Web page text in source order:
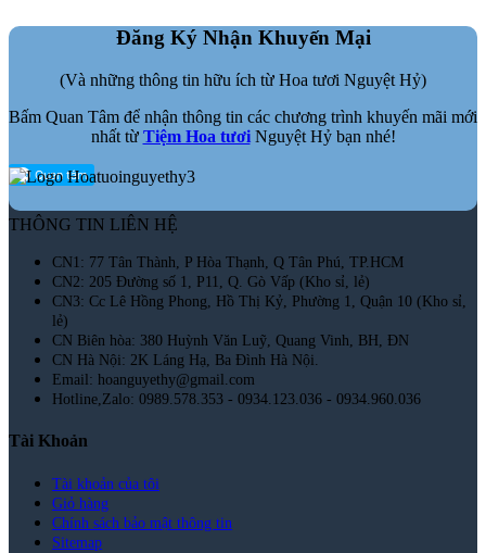
Đăng Ký Nhận Khuyến Mại
(Và những thông tin hữu ích từ Hoa tươi Nguyệt Hỷ)
Bấm Quan Tâm để nhận thông tin các chương trình khuyến mãi mới
nhất từ Tiệm Hoa tươiNguyệt Hỷ bạn nhé!
THÔNG TIN LIÊN HỆ
CN1: 77 Tân Thành, P Hòa Thạnh, Q Tân Phú, TP.HCM
CN2: 205 Đường số 1, P11, Q. Gò Vấp (Kho sỉ, lẻ)
CN3: Cc Lê Hồng Phong, Hồ Thị Kỷ, Phường 1, Quận 10 (Kho sỉ,
lẻ)
CN Biên hòa: 380 Huỳnh Văn Luỹ, Quang Vinh, BH, ĐN
CN Hà Nội: 2K Láng Hạ, Ba Đình Hà Nội.
Email: hoanguyethy@gmail.com
Hotline,Zalo: 0989.578.353 - 0934.123.036 - 0934.960.036
Tài Khoản
Tài khoản của tôi
Giỏ hàng
Chính sách bảo mật thông tin
Sitemap